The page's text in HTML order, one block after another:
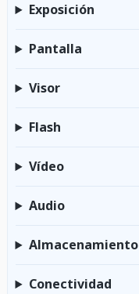
Exposición
Pantalla
Visor
Flash
Vídeo
Audio
Almacenamiento
Conectividad